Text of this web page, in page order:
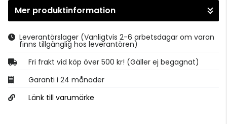
Gå till kassan
Mer produktinformation
Leverantörslager (Vanligtvis 2-6 arbetsdagar om varan
finns tillgänglig hos leverantören)
Fri frakt vid köp över 500 kr! (Gäller ej begagnat)
Garanti i 24 månader
Länk till varumärke